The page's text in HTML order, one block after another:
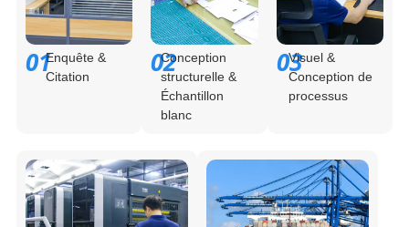
01Enquête &
Citation
02
Conception
structurelle &
Échantillon
blanc
03Visuel &
Conception de
processus